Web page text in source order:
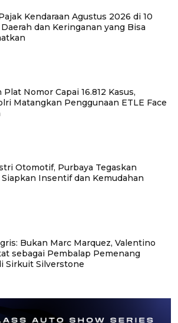
Kendaraan Agustus 2026 di 10
dan Keringanan yang Bisa
Nomor Capai 16.812 Kasus,
Matangkan Penggunaan ETLE Face
Otomotif, Purbaya Tegaskan
Insentif dan Kemudahan
Bukan Marc Marquez, Valentino
sebagai Pembalap Pemenang
Sirkuit Silverstone